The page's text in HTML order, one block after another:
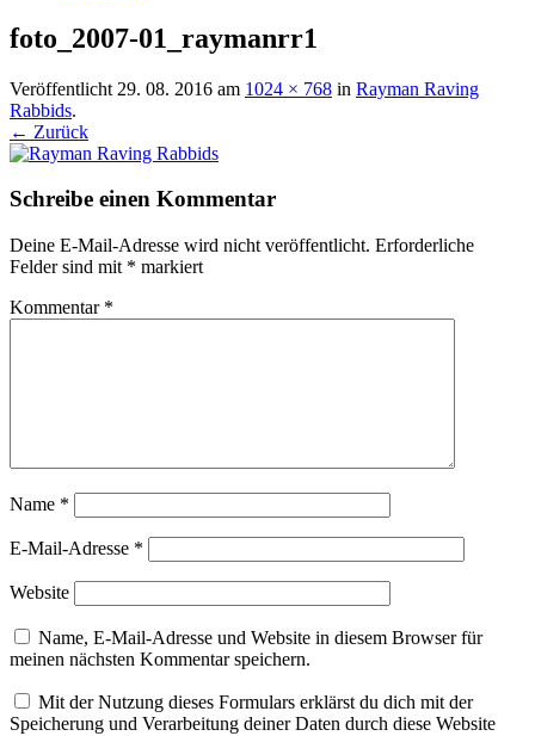
foto_2007-01_raymanrr1
Veröffentlicht 29. 08. 2016 am 1024 × 768 in Rayman Raving
Rabbids.
← Zurück
Schreibe einen Kommentar
Deine E-Mail-Adresse wird nicht veröffentlicht. Erforderliche
Felder sind mit * markiert
Kommentar *
Name *
E-Mail-Adresse *
Website
Name, E-Mail-Adresse und Website in diesem Browser für
meinen nächsten Kommentar speichern.
Mit der Nutzung dieses Formulars erklärst du dich mit der
Speicherung und Verarbeitung deiner Daten durch diese Website